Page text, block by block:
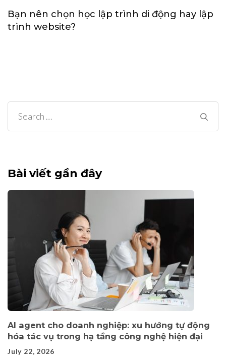
Bạn nên chọn học lập trình di động hay lập
trình website?
Search
for:
Bài viết gần đây
AI agent cho doanh nghiệp: xu hướng tự động
hóa tác vụ trong hạ tầng công nghệ hiện đại
July 22, 2026